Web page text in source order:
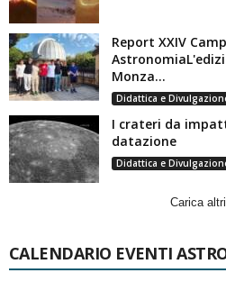
Report XXIV
Monza...
Didattica e
I crateri da
datazione
Didattica e
Carica altri
CALENDARIO EVENTI